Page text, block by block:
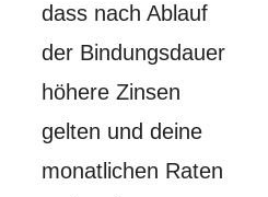
dass nach Ablauf
der Bindungsdauer
höhere Zinsen
gelten und deine
monatlichen Raten